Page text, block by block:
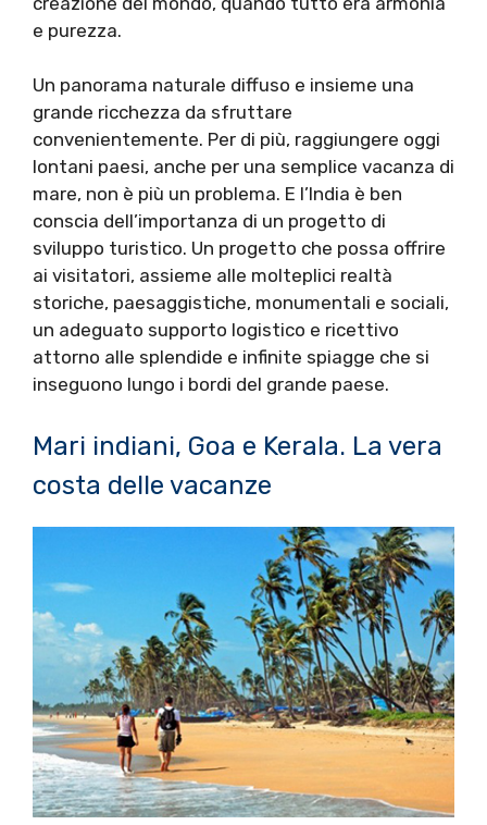
e purezza.
Un panorama naturale diffuso e insieme una
grande ricchezza da sfruttare
convenientemente. Per di più, raggiungere oggi
lontani paesi, anche per una semplice vacanza di
mare, non è più un problema. E l’India è ben
conscia dell’importanza di un progetto di
sviluppo turistico. Un progetto che possa offrire
ai visitatori, assieme alle molteplici realtà
storiche, paesaggistiche, monumentali e sociali,
un adeguato supporto logistico e ricettivo
attorno alle splendide e infinite spiagge che si
inseguono lungo i bordi del grande paese.
Mari indiani, Goa e Kerala. La vera
costa delle vacanze